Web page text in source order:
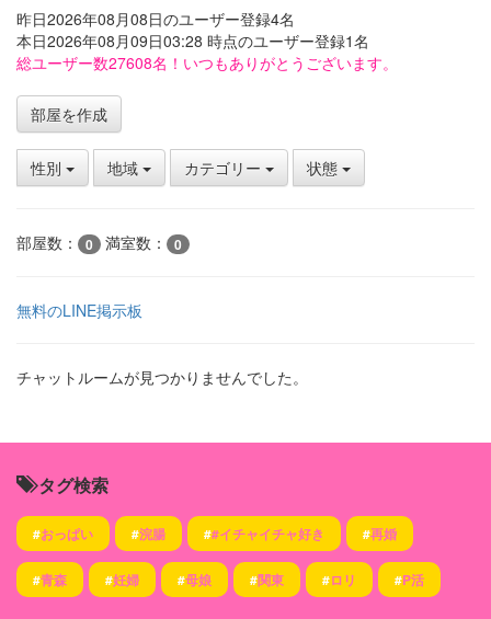
昨日2026年08月08日のユーザー登録4名
本日2026年08月09日03:28 時点のユーザー登録1名
総ユーザー数27608名！いつもありがとうございます。
部屋を作成
性別 地域 カテゴリー 状態
部屋数： 0 満室数： 0
無料のLINE掲示板
チャットルームが見つかりませんでした。
タグ検索
#おっぱい #浣腸 ##イチャイチャ好き #再婚
#青森 #妊婦 #母娘 #関東 #ロリ #P活